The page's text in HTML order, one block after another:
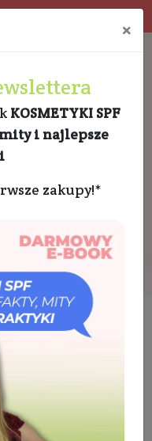
dzieci
×
KOSMETYKI SPF
mity i najlepsze
zakupy!*